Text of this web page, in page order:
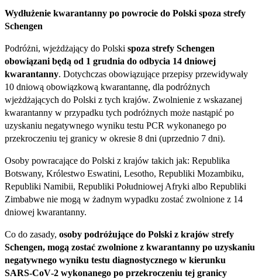
Wydłużenie kwarantanny po powrocie do Polski spoza strefy
Schengen
Podróżni, wjeżdżający do Polski spoza strefy Schengen
obowiązani będą od 1 grudnia do odbycia 14 dniowej
kwarantanny. Dotychczas obowiązujące przepisy przewidywały
10 dniową obowiązkową kwarantannę, dla podróżnych
wjeżdżających do Polski z tych krajów. Zwolnienie z wskazanej
kwarantanny w przypadku tych podróżnych może nastąpić po
uzyskaniu negatywnego wyniku testu PCR wykonanego po
przekroczeniu tej granicy w okresie 8 dni (uprzednio 7 dni).
Osoby powracające do Polski z krajów takich jak: Republika
Botswany, Królestwo Eswatini, Lesotho, Republiki Mozambiku,
Republiki Namibii, Republiki Południowej Afryki albo Republiki
Zimbabwe nie mogą w żadnym wypadku zostać zwolnione z 14
dniowej kwarantanny.
Co do zasady, osoby podróżujące do Polski z krajów strefy
Schengen, mogą zostać zwolnione z kwarantanny po uzyskaniu
negatywnego wyniku testu diagnostycznego w kierunku
SARS‑CoV‑2 wykonanego po przekroczeniu tej granicy